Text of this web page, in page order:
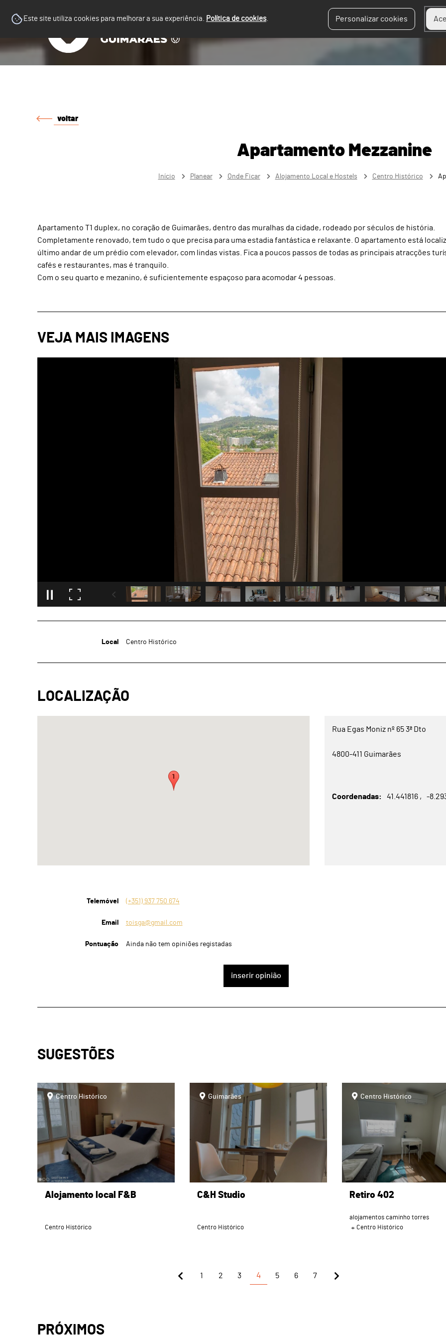
Este site utiliza cookies para melhorar a sua experiência. Política de cookies. Personalizar cookies
voltar
Apartamento Mezzanine
Início Planear Onde Ficar Alojamento Local e Hostels Centro Histórico
Apartamento T1 duplex, no coração de Guimarães, dentro das muralhas da cidade, rodeado por séculos de história.
Completamente renovado, tem tudo o que precisa para uma estadia fantástica e relaxante. O apartamento está
último andar de um prédio com elevador, com lindas vistas. Fica a poucos passos de todas as principais atracções
cafés e restaurantes, mas é tranquilo.
Com o seu quarto e mezanino, é suficientemente espaçoso para acomodar 4 pessoas.
Local Centro Histórico
Rua Egas Moniz nº 65 3ª Dto
4800-411 Guimarães
Coordenadas 41.441816 -
Telemóvel (+351) 937 750 674
Email toisga@gmail.com
Pontuação Ainda não tem opiniões registadas
inserir opinião
SUGESTÕES
pageCentro Histórico
Alojamento local F&B
Centro Histórico
pageGuimarães
C&H Studio
Centro Histórico
pageCentro Histórico
Retiro 402
alojamentos caminho torres
Centro Histórico
1 2 3 4 5 6 7
PRÓXIMOS